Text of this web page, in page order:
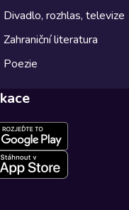
Divadlo, rozhlas, televize
Zahraniční literatura
Poezie